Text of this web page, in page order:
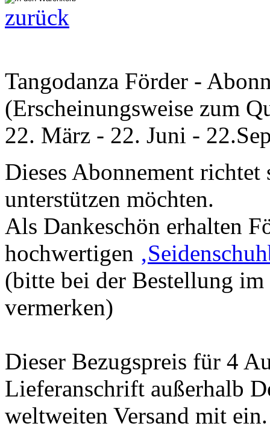
zurück
Tangodanza Förder -
(Erscheinungsweise zum
22. März - 22. Juni -
Dieses Abonnement
unterstützen möchten.
Als Dankeschön erhalten
hochwertigen
(bitte bei der Bestellung
vermerken)
Dieser Bezugspreis für 4
Lieferanschrift außerhalb
weltweiten Versand mit ein.